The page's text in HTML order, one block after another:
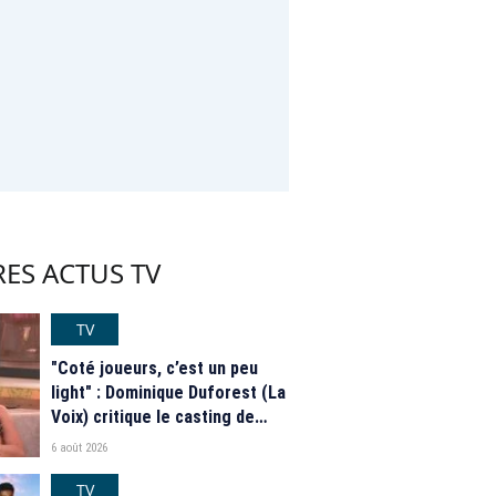
ACTUS TV
TV
"Coté joueurs, c’est un peu
light" : Dominique Duforest (La
Voix) critique le casting de
"Secret Story" 2026
6 août 2026
TV